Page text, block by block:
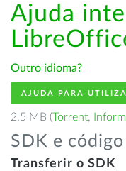
Ajuda
Outro idioma?
AJUDA PARA
2.5 MB (Torrent,
SDK e
Transferir o SDK